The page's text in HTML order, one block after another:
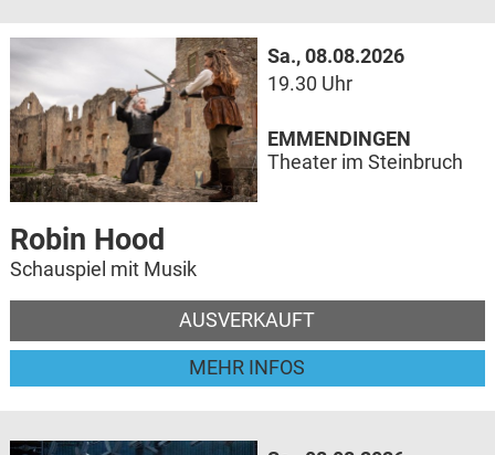
Sa., 08.08.2026
19.30 Uhr
Robin Hood
Schauspiel mit Musik
AUSVERKAUFT
MEHR INFOS
EMMENDINGEN
Theater im Steinbruch